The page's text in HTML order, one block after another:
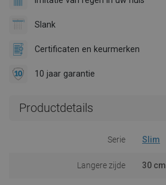
Slank
Certificaten en keurmerken
10 jaar garantie
Productdetails
Serie Slim
Langere zijde 30 cm